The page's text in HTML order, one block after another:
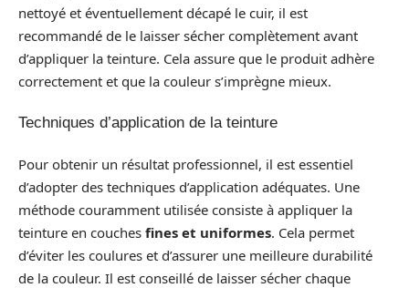
nettoyé et éventuellement décapé le cuir, il est
recommandé de le laisser sécher complètement avant
d’appliquer la teinture. Cela assure que le produit adhère
correctement et que la couleur s’imprègne mieux.
Techniques d’application de la teinture
Pour obtenir un résultat professionnel, il est essentiel
d’adopter des techniques d’application adéquates. Une
méthode couramment utilisée consiste à appliquer la
teinture en couches fines et uniformes. Cela permet
d’éviter les coulures et d’assurer une meilleure durabilité
de la couleur. Il est conseillé de laisser sécher chaque